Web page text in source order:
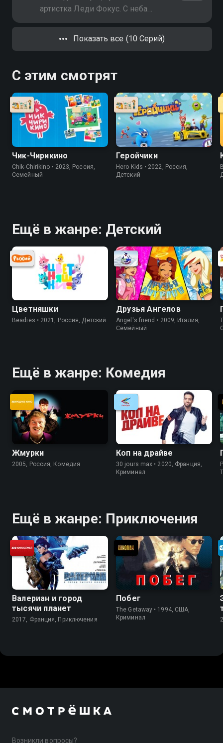
артистка Леди Фокус. С неба
падают воздушные шарики,
которые вредят природе
Показать все (10 Серий)
С этим смотрят
Чик-Чирикино
Chik-Chirikino • 2023, Россия,
Cемейный
Геройчики
Hero Kids • 2022, Россия,
Детский
Ещё в жанре: Детский
Цветняшки
Beadies • 2021, Россия, Детский
Друзья Ангелов
Angel's friend • 2009, Италия,
Cемейный
Ещё в жанре: Комедия
Жмурки
2005, Россия, Комедия
Коп на драйве
30 jours max • 2020, Франция,
Криминал
Ещё в жанре: Приключения
Валериан и город
тысячи планет
2017, Франция, Приключения
Побег
The Getaway • 1994, США,
Криминал
Возникли вопросы?